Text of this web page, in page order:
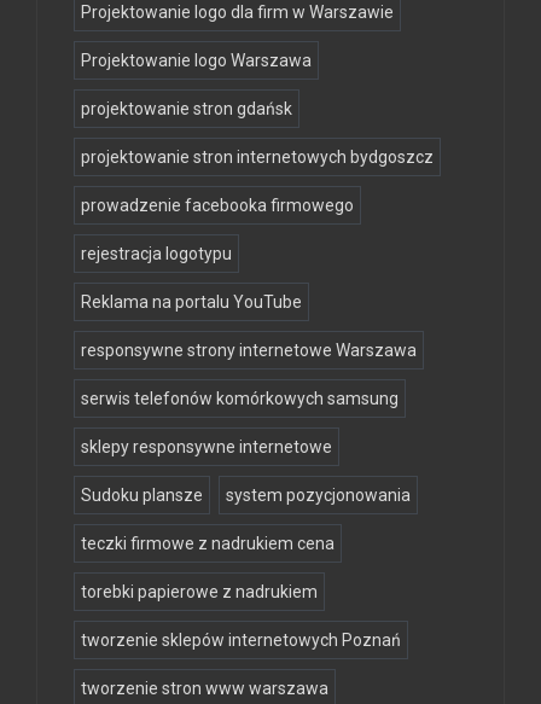
Projektowanie logo dla firm w Warszawie
Projektowanie logo Warszawa
projektowanie stron gdańsk
projektowanie stron internetowych bydgoszcz
prowadzenie facebooka firmowego
rejestracja logotypu
Reklama na portalu YouTube
responsywne strony internetowe Warszawa
serwis telefonów komórkowych samsung
sklepy responsywne internetowe
Sudoku plansze system pozycjonowania
teczki firmowe z nadrukiem cena
torebki papierowe z nadrukiem
tworzenie sklepów internetowych Poznań
tworzenie stron www warszawa